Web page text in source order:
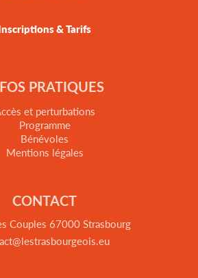
& Tarifs
PRATIQUES
et perturbations
Programme
Bénévoles
Mentions légales
CONTACT
Couples 67000 Strasbourg